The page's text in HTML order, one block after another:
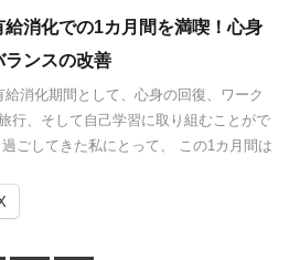
給消化での1カ月間を満喫！心身
ランスの改善
消化期間として、心身の回復、ワーク
行、そして自己学習に取り組むことがで
ごしてきた私にとって、 この1カ月間は